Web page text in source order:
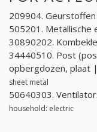
209904.
505201. Metallische
30890202.
34440510. Post
opbergdozen, plaat |
sheet metal
50640303.
household: electric